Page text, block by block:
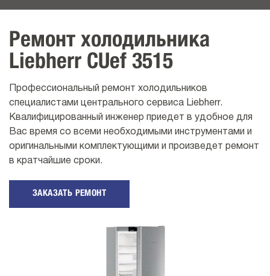
Ремонт холодильника
Liebherr CUef 3515
Профессиональный ремонт холодильников
специалистами центрального сервиса Liebherr.
Квалифицированный инженер приедет в удобное для
Вас время со всеми необходимыми инструментами и
оригинальными комплектующими и произведет ремонт
в кратчайшие сроки.
ЗАКАЗАТЬ РЕМОНТ